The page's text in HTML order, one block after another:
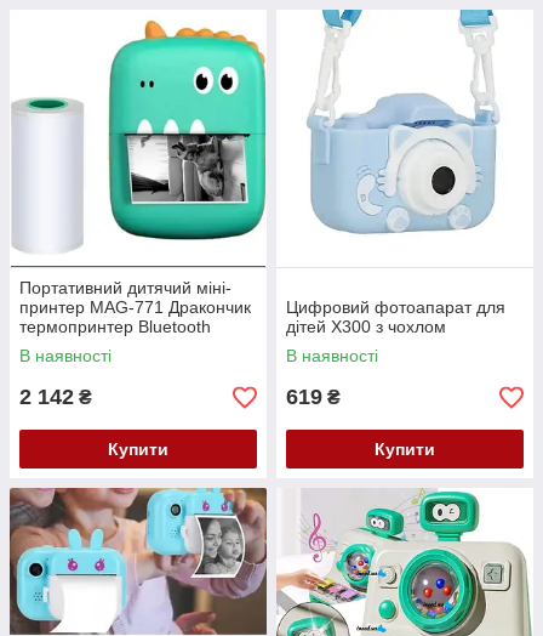
Портативний дитячий міні-
принтер MAG-771 Дракончик
термопринтер Bluetooth
акумуляторний
В наявності
2 142 ₴
Купити
Цифровий фотоапарат для
дітей X300 з чохлом
В наявності
619 ₴
Купити